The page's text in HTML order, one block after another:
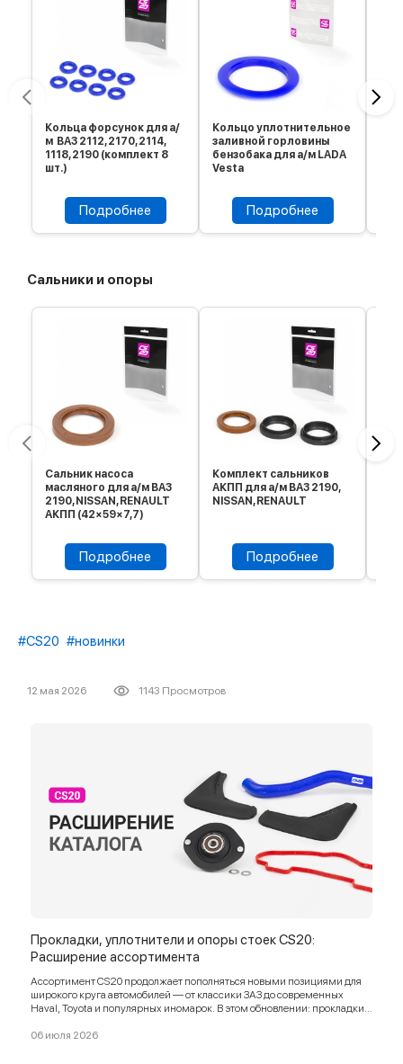
Кольца форсунок для а/
м ВАЗ 2112, 2170, 2114,
1118, 2190 (комплект 8
шт.)
Подробнее
Кольцо уплотнительное
заливной горловины
бензобака для а/м LADA
Vesta
Подробнее
Сальники и опоры
Сальник насоса
масляного для а/м ВАЗ
2190, NISSAN, RENAULT
АКПП (42×59×7,7)
Подробнее
Комплект сальников
АКПП для а/м ВАЗ 2190,
NISSAN, RENAULT
Подробнее
#CS20 #новинки
12 мая 2026 1143 Просмотров
Прокладки, уплотнители и опоры стоек CS20:
Расширение ассортимента
Ассортимент CS20 продолжает пополняться новыми позициями для
широкого круга автомобилей — от классики ЗАЗ до современных
Haval, Toyota и популярных иномарок. В этом обновлении: прокладки
уплотнители, тросы, тормозные колодки и брызговики.
06 июля 2026